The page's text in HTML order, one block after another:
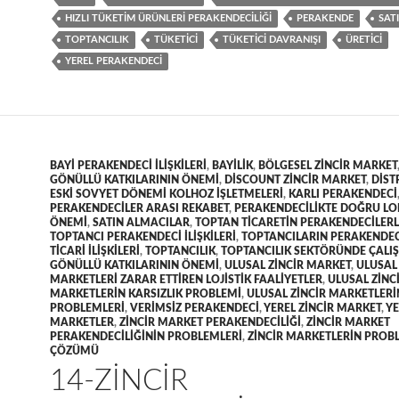
HIZLI TÜKETIM ÜRÜNLERI PERAKENDECILIĞI PERAKENDE
TOPTANCILIK TÜKETICI TÜKETICI DAVRANIŞI ÜRETICI
YEREL PERAKENDECI
BAYI PERAKENDECI ILIŞKILERI , BAYILIK, BÖLGESEL ZINCIR MARKET
GÖNÜLLÜ KATKILARININ ÖNEMI , DISCOUNT ZINCIR MARKET,
ESKI SOVYET DÖNEMI KOLHOZ IŞLETMELERI , KARLI PERAKENDECI ,
PERAKENDECILER ARASI REKABET, PERAKENDECILIKTE DOĞRU
ÖNEMI , SATIN ALMACILAR, TOPTAN TICARETIN
TOPTANCI PERAKENDECI ILIŞKILERI , TOPTANCILARIN
TICARI ILIŞKILERI , TOPTANCILIK, TOPTANCILIK SEKTÖRÜNDE
GÖNÜLLÜ KATKILARININ ÖNEMI , ULUSAL ZINCIR MARKET,
MARKETLERI ZARAR ETTIREN LOJISTIK FAALIYETLER, ULUSAL
MARKETLERIN KARSIZLIK PROBLEMI , ULUSAL ZINCIR
PROBLEMLERI , VERIMSIZ PERAKENDECI ,YEREL ZINCIR MARKET,
MARKETLER, ZINCIR MARKET PERAKENDECILIĞI , ZINCIR MARKET
PERAKENDECILIĞININ PROBLEMLERI , ZINCIR MARKETLERIN
ÇÖZÜMÜ
14-ZINCIR